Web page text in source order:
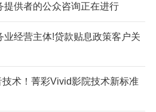
提供者的公众咨询正在进行
经营主体!贷款贴息政策客户关
术！菁彩Vivid影院技术新标准